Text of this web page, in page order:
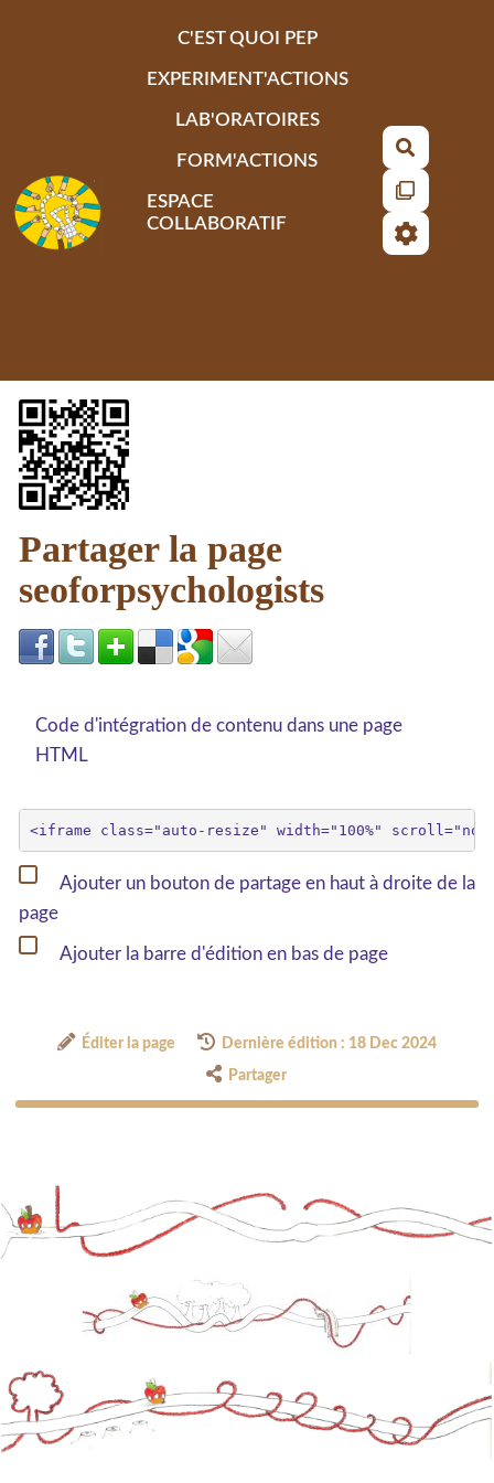
C'EST QUOI PEP
EXPERIMENT'ACTIONS
LAB'ORATOIRES
FORM'ACTIONS
ESPACE
COLLABORATIF
Partager la page
seoforpsychologists
Code d'intégration de contenu dans une page
HTML
Ajouter un bouton de partage en haut à droite de la
page
Ajouter la barre d'édition en bas de page
Éditer la page Dernière édition : 18 Dec 2024
Partager